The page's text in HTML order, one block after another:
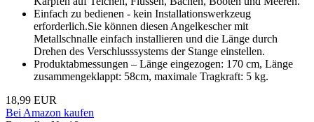
Einfach zu bedienen - kein Installationswerkzeug
erforderlich.Sie können diesen Angelkescher mit
Metallschnalle einfach installieren und die Länge durch
Drehen des Verschlusssystems der Stange einstellen.
Produktabmessungen – Länge eingezogen: 170 cm, Länge
zusammengeklappt: 58cm, maximale Tragkraft: 5 kg.
18,99 EUR
Bei Amazon kaufen